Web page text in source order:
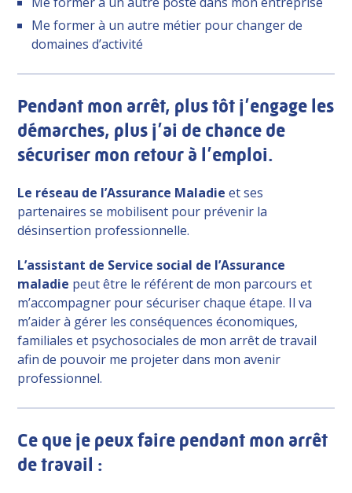
Me former à un autre métier pour changer de
domaines d’activité
Pendant mon arrêt, plus tôt j’engage les
démarches, plus j’ai de chance de
sécuriser mon retour à l’emploi.
Le réseau de l’Assurance Maladie et ses
partenaires se mobilisent pour prévenir la
désinsertion professionnelle.
L’assistant de Service social de l’Assurance
maladie peut être le référent de mon parcours et
m’accompagner pour sécuriser chaque étape. Il va
m’aider à gérer les conséquences économiques,
familiales et psychosociales de mon arrêt de travail
afin de pouvoir me projeter dans mon avenir
professionnel.
Ce que je peux faire pendant mon arrêt
de travail :